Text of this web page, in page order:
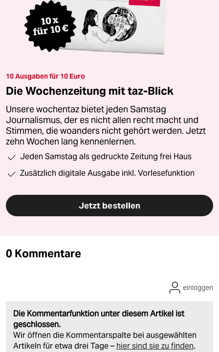
10 Ausgaben für 10 Euro
Die Wochenzeitung mit taz-Blick
Unsere wochentaz bietet jeden Samstag
Journalismus, der es nicht allen recht macht und
Stimmen, die woanders nicht gehört werden. Jetzt
zehn Wochen lang kennenlernen.
Jeden Samstag als gedruckte Zeitung frei Haus
Zusätzlich digitale Ausgabe inkl. Vorlesefunktion
Jetzt bestellen
0 Kommentare
Die Kommentarfunktion unter diesem Artikel ist
geschlossen.
Wir öffnen die Kommentarspalte bei ausgewählten
Artikeln für etwa drei Tage – hier sind sie zu finden.
einloggen